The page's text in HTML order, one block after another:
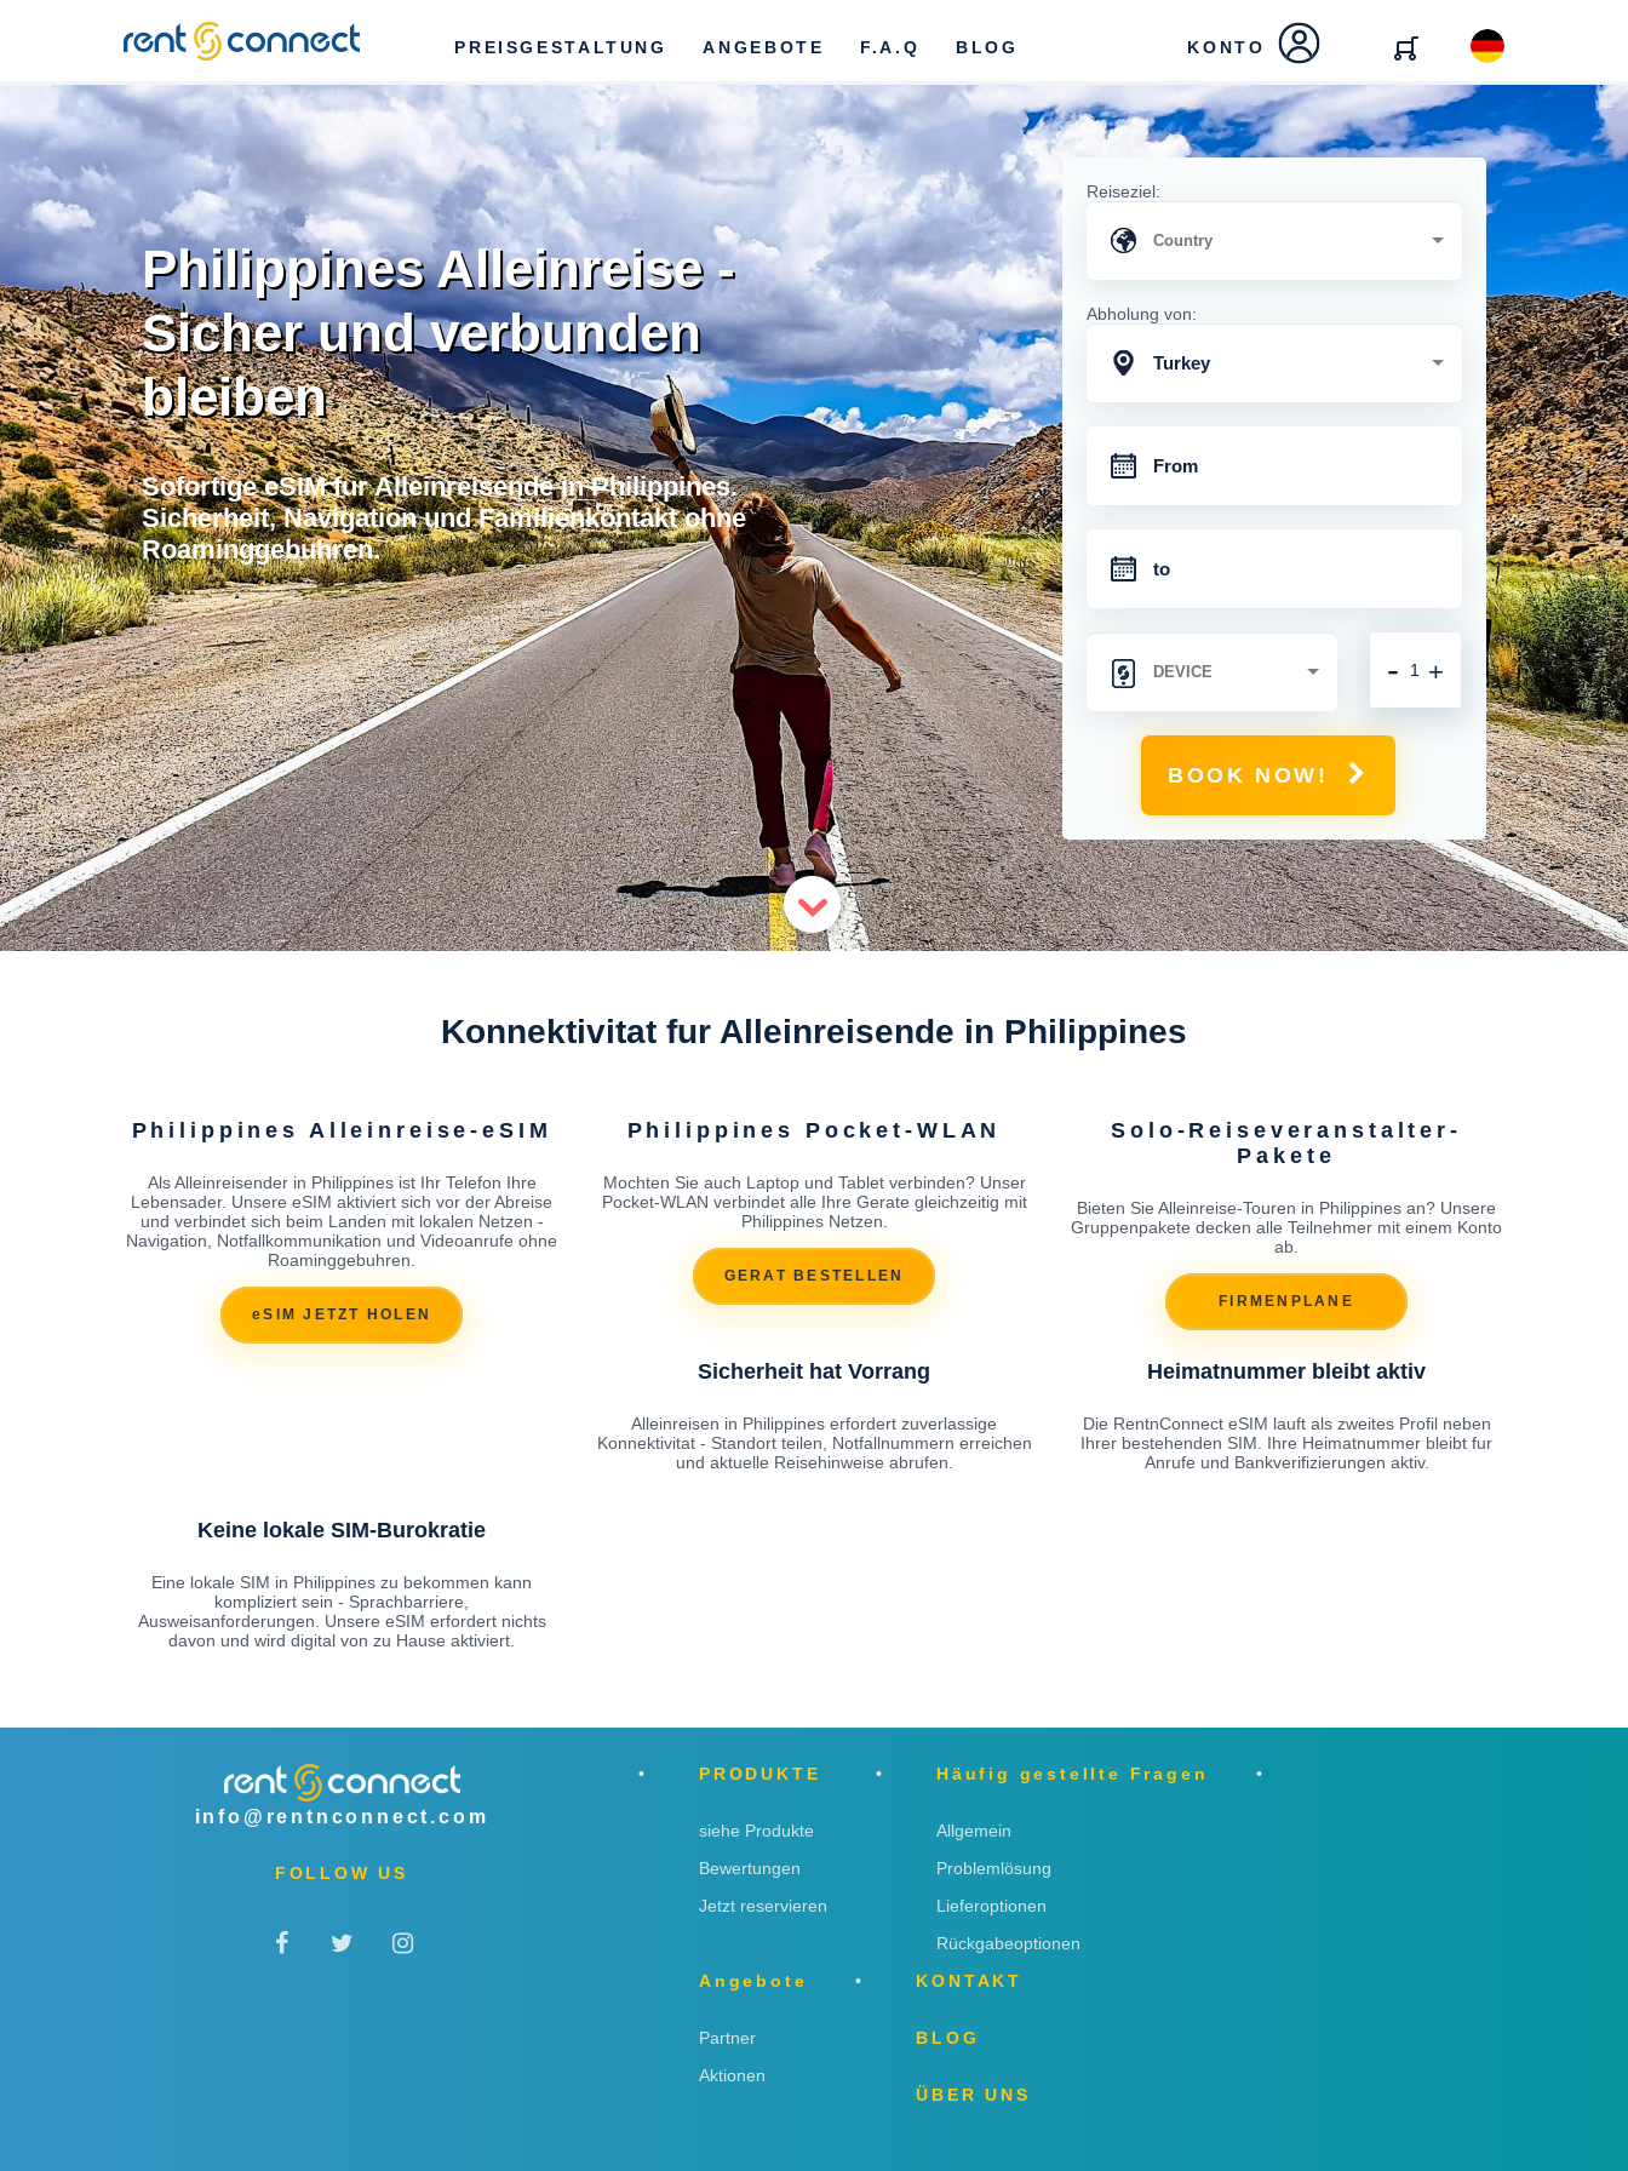
RENT'N
CONNECT
PREISGESTALTUNG ANGEBOTE F.A.Q BLOG KONTO
Philippines Alleinreise -
Sicher und verbunden
bleiben
Sofortige eSIM fur Alleinreisende in Philippines.
Sicherheit, Navigation und Familienkontakt ohne
Roaminggebuhren.
Reiseziel:
Abholung von:
Turkey
+
-
BOOK NOW!
Konnektivitat fur Alleinreisende in Philippines
Philippines Alleinreise-eSIM
Als Alleinreisender in Philippines ist Ihr Telefon Ihre
Lebensader. Unsere eSIM aktiviert sich vor der Abreise
und verbindet sich beim Landen mit lokalen Netzen -
Navigation, Notfallkommunikation und Videoanrufe ohne
Roaminggebuhren.
eSIM JETZT HOLEN
Philippines Pocket-WLAN
Mochten Sie auch Laptop und Tablet verbinden? Unser
Pocket-WLAN verbindet alle Ihre Gerate gleichzeitig mit
Philippines Netzen.
GERAT BESTELLEN
Solo-Reiseveranstalter-
Pakete
Bieten Sie Alleinreise-Touren in Philippines an? Unsere
Gruppenpakete decken alle Teilnehmer mit einem Konto
ab.
FIRMENPLANE
Sicherheit hat Vorrang
Alleinreisen in Philippines erfordert zuverlassige
Konnektivitat - Standort teilen, Notfallnummern erreichen
und aktuelle Reisehinweise abrufen.
Heimatnummer bleibt aktiv
Die RentnConnect eSIM lauft als zweites Profil neben
Ihrer bestehenden SIM. Ihre Heimatnummer bleibt fur
Anrufe und Bankverifizierungen aktiv.
Keine lokale SIM-Burokratie
Eine lokale SIM in Philippines zu bekommen kann
kompliziert sein - Sprachbarriere,
Ausweisanforderungen. Unsere eSIM erfordert nichts
davon und wird digital von zu Hause aktiviert.
info@rentnconnect.com
FOLLOW US
PRODUKTE
siehe Produkte
Bewertungen
Jetzt reservieren
Häufig gestellte Fragen
Allgemein
Problemlösung
Lieferoptionen
Rückgabeoptionen
Angebote
Partner
Aktionen
KONTAKT
BLOG
ÜBER UNS